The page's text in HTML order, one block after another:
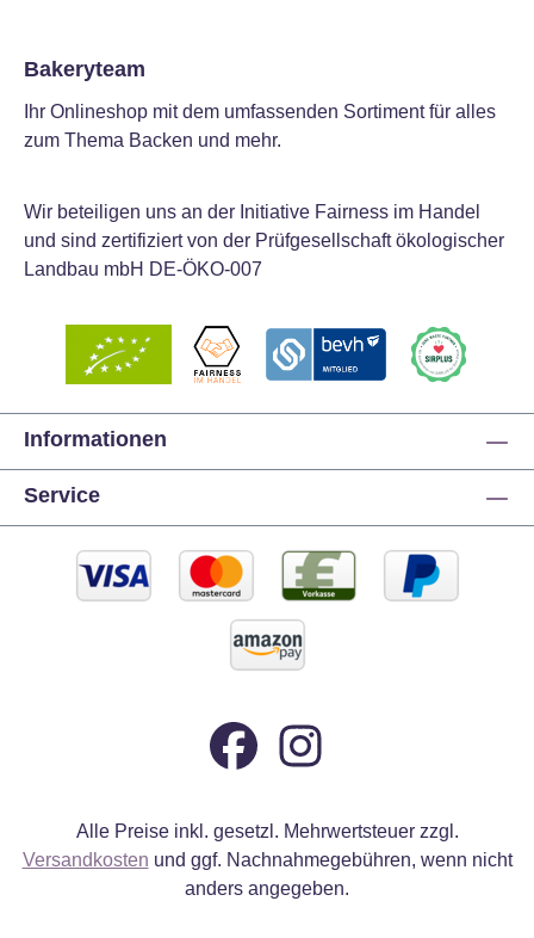
Bakeryteam
Ihr Onlineshop mit dem umfassenden Sortiment für alles
zum Thema Backen und mehr.
Wir beteiligen uns an der Initiative Fairness im Handel
und sind zertifiziert von der Prüfgesellschaft ökologischer
Landbau mbH DE-ÖKO-007
Informationen
Service
Alle Preise inkl. gesetzl. Mehrwertsteuer zzgl.
Versandkosten und ggf. Nachnahmegebühren, wenn nicht
anders angegeben.